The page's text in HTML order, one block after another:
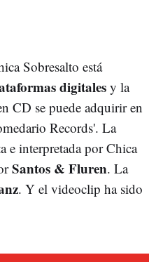
Sobresalto está
digitales y la
CD se puede adquirir en
Records'. La
e interpretada por Chica
Santos & Fluren. La
. Y el videoclip ha sido